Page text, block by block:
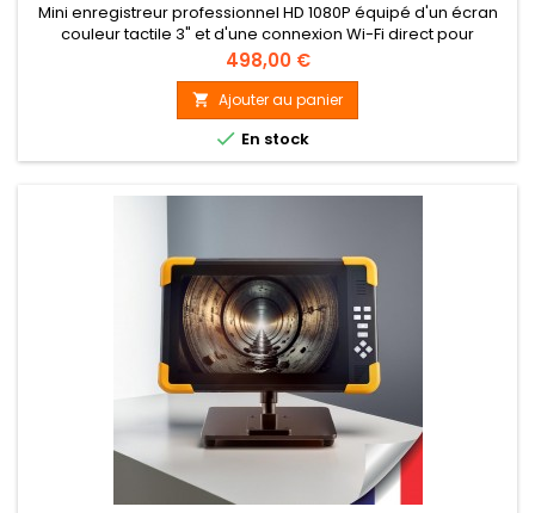
Mini enregistreur professionnel HD 1080P équipé d'un écran
couleur tactile 3" et d'une connexion Wi-Fi direct pour
visualiser et paramétrer l'envoi depuis un smartphone /
tablette iOS ou Android, enregistrement en continu ou à la
détection de mouvement sur carte microSD jusqu'à 32 Go
maximum (16 Go fournie), Résolution vidéo HD 1080P soit
1920x1080 pixels...
Prix
498,00 €
 Ajouter au panier
 En stock